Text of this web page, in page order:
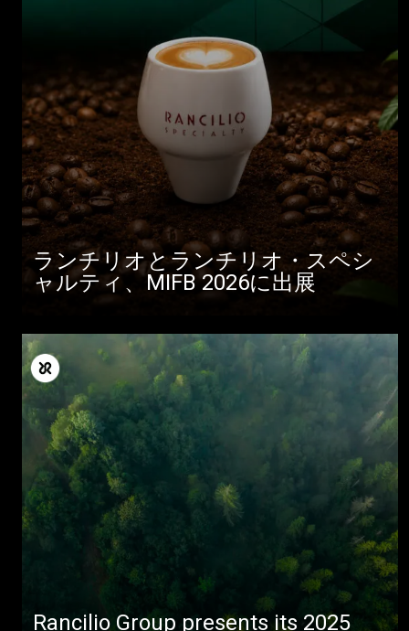
ランチリオとランチリオ・スペシ
ャルティ、MIFB 2026に出展
Rancilio Group presents its 2025